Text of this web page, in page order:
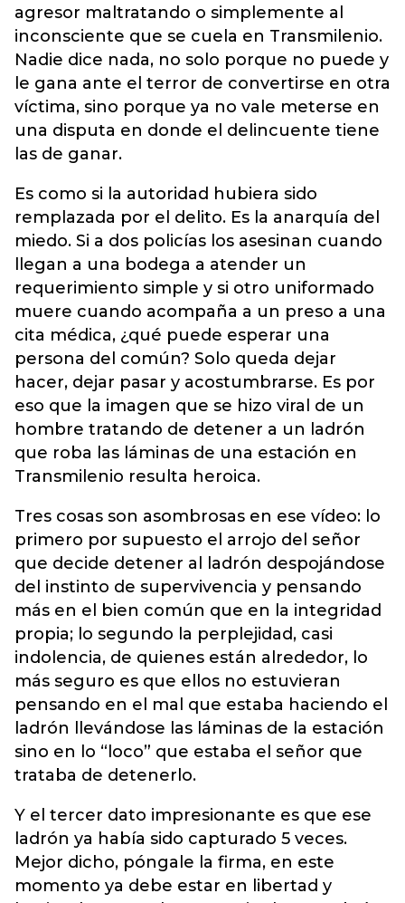
agresor maltratando o simplemente al
inconsciente que se cuela en Transmilenio.
Nadie dice nada, no solo porque no puede y
le gana ante el terror de convertirse en otra
víctima, sino porque ya no vale meterse en
una disputa en donde el delincuente tiene
las de ganar.
Es como si la autoridad hubiera sido
remplazada por el delito. Es la anarquía del
miedo. Si a dos policías los asesinan cuando
llegan a una bodega a atender un
requerimiento simple y si otro uniformado
muere cuando acompaña a un preso a una
cita médica, ¿qué puede esperar una
persona del común? Solo queda dejar
hacer, dejar pasar y acostumbrarse. Es por
eso que la imagen que se hizo viral de un
hombre tratando de detener a un ladrón
que roba las láminas de una estación en
Transmilenio resulta heroica.
Tres cosas son asombrosas en ese vídeo: lo
primero por supuesto el arrojo del señor
que decide detener al ladrón despojándose
del instinto de supervivencia y pensando
más en el bien común que en la integridad
propia; lo segundo la perplejidad, casi
indolencia, de quienes están alrededor, lo
más seguro es que ellos no estuvieran
pensando en el mal que estaba haciendo el
ladrón llevándose las láminas de la estación
sino en lo “loco” que estaba el señor que
trataba de detenerlo.
Y el tercer dato impresionante es que ese
ladrón ya había sido capturado 5 veces.
Mejor dicho, póngale la firma, en este
momento ya debe estar en libertad y